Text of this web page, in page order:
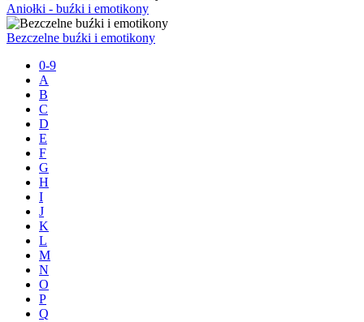
Aniołki - buźki i emotikony
Bezczelne buźki i emotikony
0-9
A
B
C
D
E
F
G
H
I
J
K
L
M
N
O
P
Q